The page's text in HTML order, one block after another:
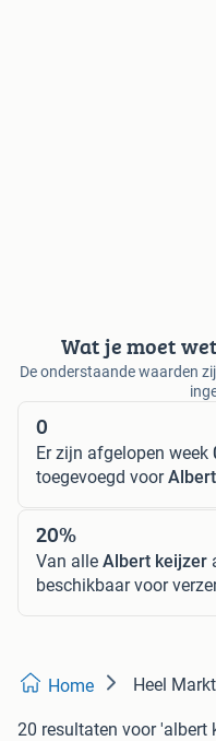
Wat je moet
De onderstaande waarden
0
Er zijn afgelopen week
toegevoegd voor
20%
Van alle Albert keijzer
beschikbaar voor
Home Heel
20 resultaten voor 'albert